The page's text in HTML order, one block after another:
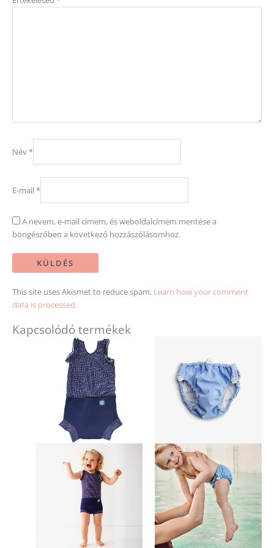
Név*
E-mail *
A nevem, e-mail címem, és weboldalcímem mentése a
böngészőben a következő hozzászólásomhoz.
This site uses Akismet to reduce spam. Learn how your comment
data is processed.
Kapcsolódó termékek
terméknek
több
variációja
van.
A
változatok
a
termékoldalon
választhatók
ki
terméknek
több
variációja
a